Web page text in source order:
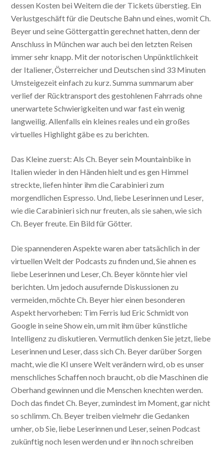
dessen Kosten bei Weitem die der Tickets überstieg. Ein
Verlustgeschäft für die Deutsche Bahn und eines, womit Ch.
Beyer und seine Göttergattin gerechnet hatten, denn der
Anschluss in München war auch bei den letzten Reisen
immer sehr knapp. Mit der notorischen Unpünktlichkeit
der Italiener, Österreicher und Deutschen sind 33 Minuten
Umsteigezeit einfach zu kurz. Summa summarum aber
verlief der Rücktransport des gestohlenen Fahrrads ohne
unerwartete Schwierigkeiten und war fast ein wenig
langweilig. Allenfalls ein kleines reales und ein großes
virtuelles Highlight gäbe es zu berichten.
Das Kleine zuerst: Als Ch. Beyer sein Mountainbike in
Italien wieder in den Händen hielt und es gen Himmel
streckte, liefen hinter ihm die Carabinieri zum
morgendlichen Espresso. Und, liebe Leserinnen und Leser,
wie die Carabinieri sich nur freuten, als sie sahen, wie sich
Ch. Beyer freute. Ein Bild für Götter.
Die spannenderen Aspekte waren aber tatsächlich in der
virtuellen Welt der Podcasts zu finden und, Sie ahnen es
liebe Leserinnen und Leser, Ch. Beyer könnte hier viel
berichten. Um jedoch ausufernde Diskussionen zu
vermeiden, möchte Ch. Beyer hier einen besonderen
Aspekt hervorheben: Tim Ferris lud Eric Schmidt von
Google in seine Show ein, um mit ihm über künstliche
Intelligenz zu diskutieren. Vermutlich denken Sie jetzt, liebe
Leserinnen und Leser, dass sich Ch. Beyer darüber Sorgen
macht, wie die KI unsere Welt verändern wird, ob es unser
menschliches Schaffen noch braucht, ob die Maschinen die
Oberhand gewinnen und die Menschen knechten werden.
Doch das findet Ch. Beyer, zumindest im Moment, gar nicht
so schlimm. Ch. Beyer treiben vielmehr die Gedanken
umher, ob Sie, liebe Leserinnen und Leser, seinen Podcast
zukünftig noch lesen werden und er ihn noch schreiben